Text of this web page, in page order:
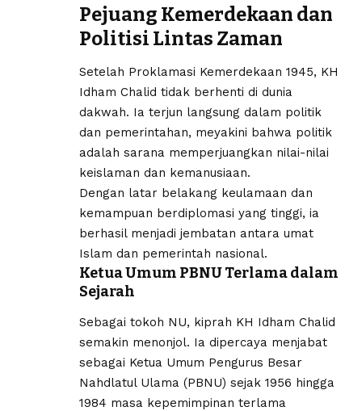
Pejuang Kemerdekaan dan
Politisi Lintas Zaman
Setelah Proklamasi Kemerdekaan 1945, KH
Idham Chalid tidak berhenti di dunia
dakwah. Ia terjun langsung dalam politik
dan pemerintahan, meyakini bahwa politik
adalah sarana memperjuangkan nilai-nilai
keislaman dan kemanusiaan.
Dengan latar belakang keulamaan dan
kemampuan berdiplomasi yang tinggi, ia
berhasil menjadi jembatan antara umat
Islam dan pemerintah nasional.
Ketua Umum PBNU Terlama dalam
Sejarah
Sebagai tokoh NU, kiprah KH Idham Chalid
semakin menonjol. Ia dipercaya menjabat
sebagai Ketua Umum Pengurus Besar
Nahdlatul Ulama (PBNU) sejak 1956 hingga
1984 masa kepemimpinan terlama